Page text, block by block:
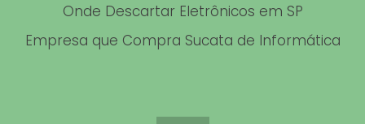
DESCARTE DE CELULAR
Onde Descartar Eletrônicos em SP
Empresa que Compra Sucata de Informática